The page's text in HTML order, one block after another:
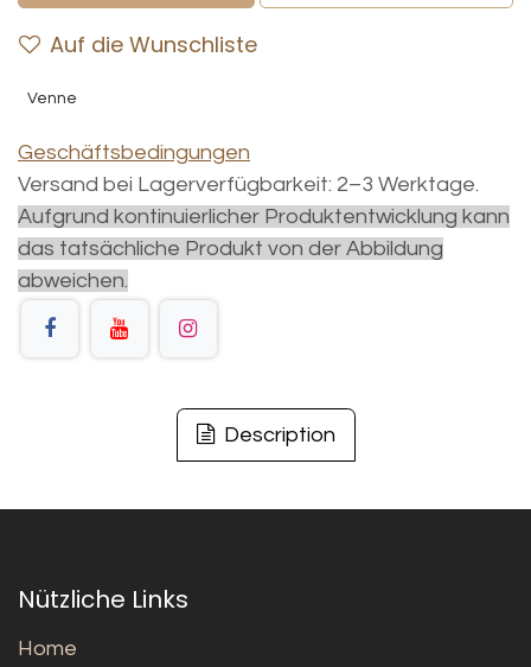
Auf die Wunschliste
Venne
Geschäftsbedingungen
Versand bei Lagerverfügbarkeit: 2–3 Werktage.
Aufgrund kontinuierlicher Produktentwicklung kann
das tatsächliche Produkt von der Abbildung
abweichen.
Description
Nützliche Links
Home